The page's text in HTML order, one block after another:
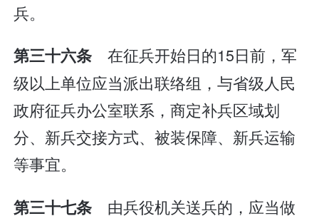
兵。
第三十六条 在征兵开始日的15日前，军
级以上单位应当派出联络组，与省级人民
政府征兵办公室联系，商定补兵区域划
分、新兵交接方式、被装保障、新兵运输
等事宜。
第三十七条 由兵役机关送兵的，应当做